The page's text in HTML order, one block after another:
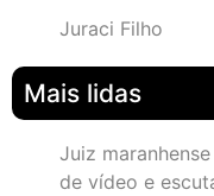
Juraci Filho
Mais lidas
Juiz
de vídeo e